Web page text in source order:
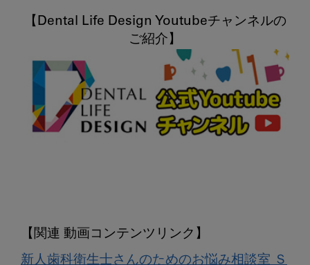
【Dental Life Design Youtubeチャンネルの
新人歯科衛生士さんのためのお悩み相談室 Ｓ